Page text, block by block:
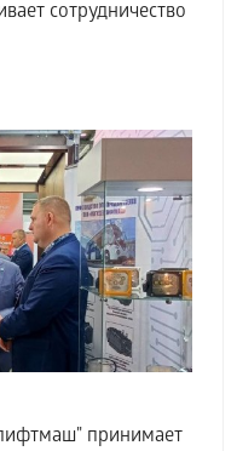
сотрудничество
принимает